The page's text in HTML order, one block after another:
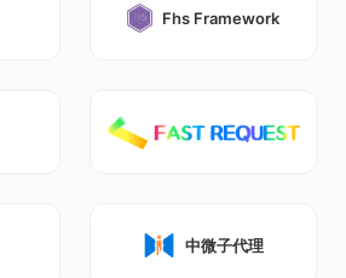
Fhs Framework
中微子代理